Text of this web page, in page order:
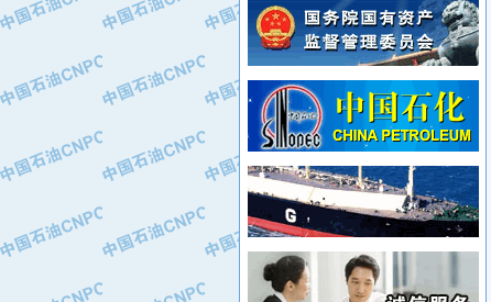
·中石化西南石油局井下工程处
·大庆油田石油专用设备有限公司
·江苏丹化集团有限责任公司
·中核苏阀科技实业股份有限公司
·山特电子（深圳）有限公司
·常州市中兴石油化工助剂有限公司
·姜堰市三联助剂有限公司
·四川中光高技术研究所有限责任公司
·江苏天安防雷工程有限责任公司
·山东东营胜利工业园区
·自贡五洲防腐安装有限公司
·中国石化茂名石化分公司
·中国石油大港油田分公司
·中油油气勘探软件国家工程研究中心
·西安长庆钻宇集团咸阳石化有限公司
·新疆新冠控制系统工程有限公司
·新疆安维消防设施器材有限公司
·华北石油津工机械制造有限公司
·中国石化茂名石化分公司
·上海山武控制仪表有限公司
·上海赛科石油化工有限责任公司